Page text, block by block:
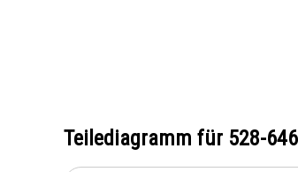
Teilediagramm für 528-